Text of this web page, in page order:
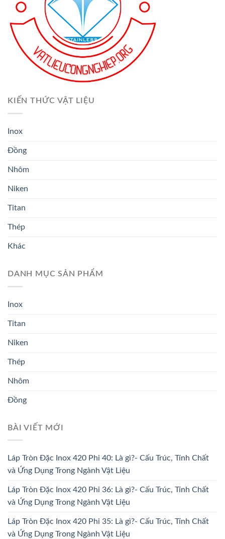
KIẾN THỨC VẬT LIỆU
Inox
Đồng
Nhôm
Niken
Titan
Thép
Khác
DANH MỤC SẢN PHẨM
Inox
Titan
Niken
Thép
Nhôm
Đồng
BÀI VIẾT MỚI
Láp Tròn Đặc Inox 420 Phi 40: Là gì?- Cấu Trúc, Tính Chất
và Ứng Dụng Trong Ngành Vật Liệu
Láp Tròn Đặc Inox 420 Phi 36: Là gì?- Cấu Trúc, Tính Chất
và Ứng Dụng Trong Ngành Vật Liệu
Láp Tròn Đặc Inox 420 Phi 35: Là gì?- Cấu Trúc, Tính Chất
và Ứng Dụng Trong Ngành Vật Liệu